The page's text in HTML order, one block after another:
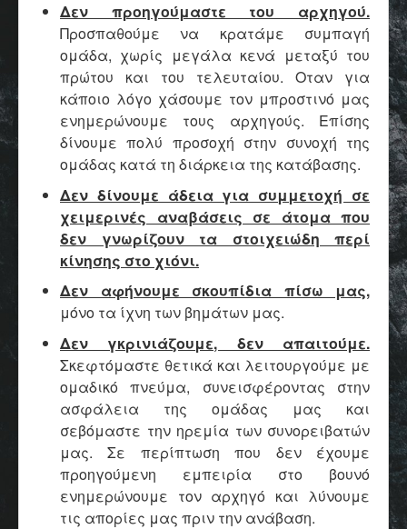
Δεν προηγούμαστε του αρχηγού.
Προσπαθούμε να κρατάμε συμπαγή
ομάδα, χωρίς μεγάλα κενά μεταξύ του
πρώτου και του τελευταίου. Οταν για
κάποιο λόγο χάσουμε τον μπροστινό μας
ενημερώνουμε τους αρχηγούς. Επίσης
δίνουμε πολύ προσοχή στην συνοχή της
ομάδας κατά τη διάρκεια της κατάβασης.
Δεν δίνουμε άδεια για συμμετοχή σε
χειμερινές αναβάσεις σε άτομα που
δεν γνωρίζουν τα στοιχειώδη περί
κίνησης στο χιόνι.
Δεν αφήνουμε σκουπίδια πίσω μας,
μόνο τα ίχνη των βημάτων μας.
Δεν γκρινιάζουμε, δεν απαιτούμε.
Σκεφτόμαστε θετικά και λειτουργούμε με
ομαδικό πνεύμα, συνεισφέροντας στην
ασφάλεια της ομάδας μας και
σεβόμαστε την ηρεμία των συνορειβατών
μας. Σε περίπτωση που δεν έχουμε
προηγούμενη εμπειρία στο βουνό
ενημερώνουμε τον αρχηγό και λύνουμε
τις απορίες μας πριν την ανάβαση.